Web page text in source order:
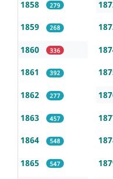
1858 279
1859 268
1860 336
1861 392
1862 277
1863 457
1864 548
1865 547